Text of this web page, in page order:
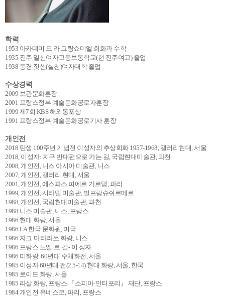
학력
1953 아카데미 드 라 그랑쇼미엘 회화과 수학
1935 진주 일신여자고등보통학교(현 진주여고) 졸업
1938 동경 짓센(실천)여자대학 졸업
수상경력
2009 보관문화훈장
2001 프랑스정부 예술문화공로자훈장
1999 제7회 KBS 해외동포상
1991 프랑스정부 예술문화공로기사 훈장
개인전
2018 탄생 100주년 기념전 이성자의 추상회화 1957-1968, 갤러리현대, 서울
2018, 이성자: 지구 반대편으로 가는 길, 국립현대미술관, 과천
2008, 개인전, 니스 아시아 미술관, 니스
2007, 개인전, 갤러리 현대, 서울
2001, 개인전, 에스파스 피에르 가르댕, 파리
1999, 개인전, 시타델 미술관, 빌프랑슈쉬르메르
1988, 개인전, 국립현대미술관, 과천
1988 니스 미술관, 니스, 프랑스
1986 현대 화랑, 서울
1986 LA 한국 문화원, 미국
1986 쟈크·마타라쏘 화랑, 니스
1986 프랑스 노엘·르·갈- 이 성자
1986 미화랑. 60년대 수채화전, 서울
1985 이성자 60년대 전(2.5-14) 현대 화랑, 서울, 한국
1985 로이드 화랑, 서울
1985 라살 화랑, 프랑스 『소피아·안티포리』 재단, 프랑스
1984 개인전 유네스코, 파리, 프랑스